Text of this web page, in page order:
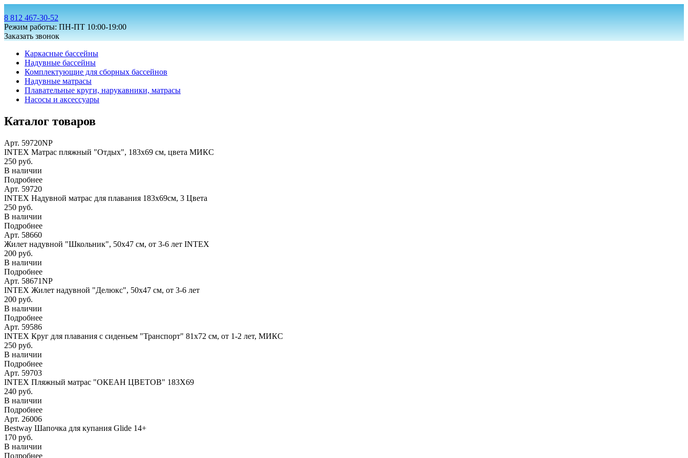
8 812 467-30-52
Режим работы: ПН-ПТ 10:00-19:00
Заказать звонок
Каркасные бассейны
Надувные бассейны
Комплектующие для сборных бассейнов
Надувные матрасы
Плавательные круги, нарукавники, матрасы
Насосы и аксессуары
Каталог товаров
Арт. 59720NP
INTEX Матрас пляжный "Отдых", 183х69 см, цвета МИКС
250 руб.
В наличии
Подробнее
Арт. 59720
INTEX Надувной матрас для плавания 183х69см, 3 Цвета
250 руб.
В наличии
Подробнее
Арт. 58660
Жилет надувной "Школьник", 50х47 см, от 3-6 лет INTEX
200 руб.
В наличии
Подробнее
Арт. 58671NP
INTEX Жилет надувной "Делюкс", 50х47 см, от 3-6 лет
200 руб.
В наличии
Подробнее
Арт. 59586
INTEX Круг для плавания с сиденьем "Транспорт" 81х72 см, от 1-2 лет, МИКС
250 руб.
В наличии
Подробнее
Арт. 59703
INTEX Пляжный матрас "ОКЕАН ЦВЕТОВ" 183Х69
240 руб.
В наличии
Подробнее
Арт. 26006
Bestway Шапочка для купания Glide 14+
170 руб.
В наличии
Подробнее